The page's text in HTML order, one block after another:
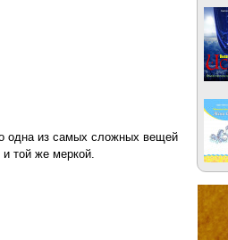
одна из самых сложных вещей
той же меркой.